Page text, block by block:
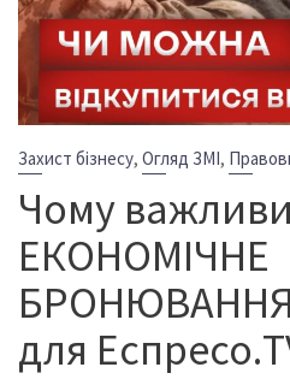
Захист бізнесу, Огляд ЗМІ,
Чому
ЕКОНОМІЧНЕ
БРОНЮВАННЯ
для